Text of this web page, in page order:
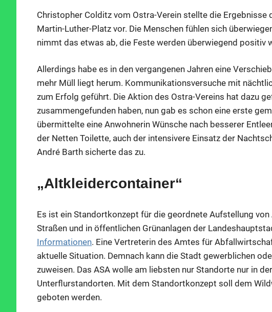
Christopher Colditz vom Ostra-Verein stellte die Ergebnisse
Martin-Luther-Platz vor. Die Menschen fühlen sich
nimmt das etwas ab, die Feste werden überwiegend positiv
Allerdings habe es in den vergangenen Jahren eine
mehr Müll liegt herum. Kommunikationsversuche mit
zum Erfolg geführt. Die Aktion des Ostra-Vereins hat dazu
zusammengefunden haben, nun gab es schon eine erste
übermittelte eine Anwohnerin Wünsche nach besserer
der Netten Toilette, auch der intensivere Einsatz der
André Barth sicherte das zu.
„Altkleidercontainer“
Es ist ein Standortkonzept für die geordnete Aufstellung
Straßen und in öffentlichen Grünanlagen der
Informationen. Eine Vertreterin des Amtes für
aktuelle Situation. Demnach kann die Stadt gewerblichen
zuweisen. Das ASA wolle am liebsten nur Standorte nur in
Unterflurstandorten. Mit dem Standortkonzept soll dem
geboten werden.